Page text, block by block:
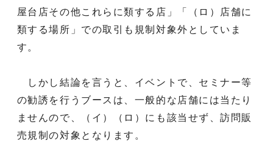
屋台店その他これらに類する店」「（ロ）店舗に
類する場所」での取引も規制対象外としていま
す。
しかし結論を言うと、イベントで、セミナー等
の勧誘を行うブースは、一般的な店舗には当たり
ませんので、（イ）（ロ）にも該当せず、訪問販
売規制の対象となります。